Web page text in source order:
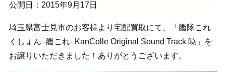
公開日： 2015年9月17日
埼玉県富士見市のお客様より宅配買取にて、「艦隊これ
くしょん -艦これ- KanColle Original Sound Track 暁」を
お譲りいただきました！ありがとうございます。